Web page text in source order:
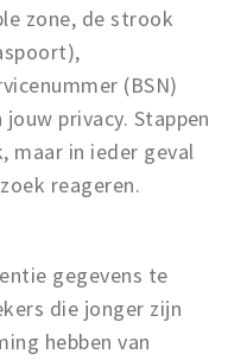
zone, de strook
(BSN)
privacy. Stappen
maar in ieder geval
reageren.
gegevens te
die jonger zijn
hebben van